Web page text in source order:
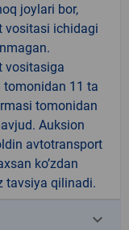
joylari bor,
vositasi ichidagi
vositasiga
tomonidan 11 ta
tomonidan
Auksion
avtotransport
ko’zdan
tavsiya qilinadi.
keyboard_arrow_down